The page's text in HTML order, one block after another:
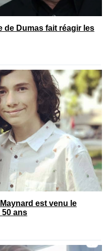
de Dumas fait réagir les
est venu le
ans